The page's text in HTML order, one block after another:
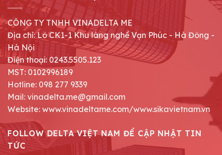
CÔNG TY TNHH VINADELTA ME
Địa chỉ: Lô CK1-1 Khu làng nghề Vạn Phúc - Hà Đông -
Hà Nội
Điện thoại: 0243.5505.123
MST: 0102996189
Hotline: 098 277 9339
Mail: vinadelta.me@gmail.com
Website: www.vinadeltame.com/www.sikavietnam.vn
FOLLOW DELTA VIỆT NAM ĐỂ CẬP NHẬT TIN
TỨC